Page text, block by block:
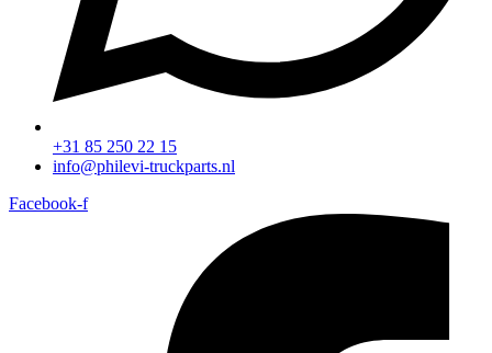
+31 85 250 22 15
info@philevi-truckparts.nl
Facebook-f